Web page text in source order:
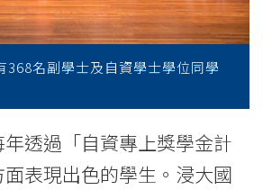
368名副學士及自資學士學位同學
透過「自資專上獎學金計
表現出色的學生。浸大國